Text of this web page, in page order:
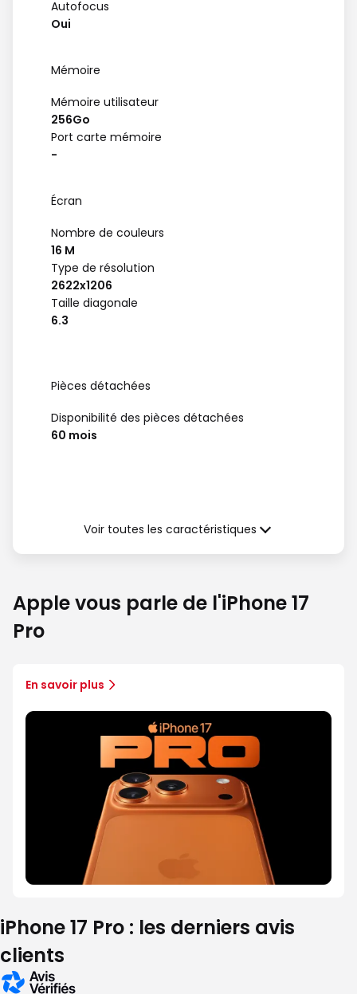
Autofocus
Oui
Mémoire
Mémoire utilisateur
256Go
Port carte mémoire
-
Écran
Nombre de couleurs
16 M
Type de résolution
2622x1206
Taille diagonale
6.3
Pièces détachées
Disponibilité des pièces détachées
60 mois
délivrance)
Garantie légale de Conformité
Voir toutes les caractéristiques
Apple vous parle de l'iPhone 17
Pro
En savoir plus
iPhone 17 Pro : les derniers avis
clients